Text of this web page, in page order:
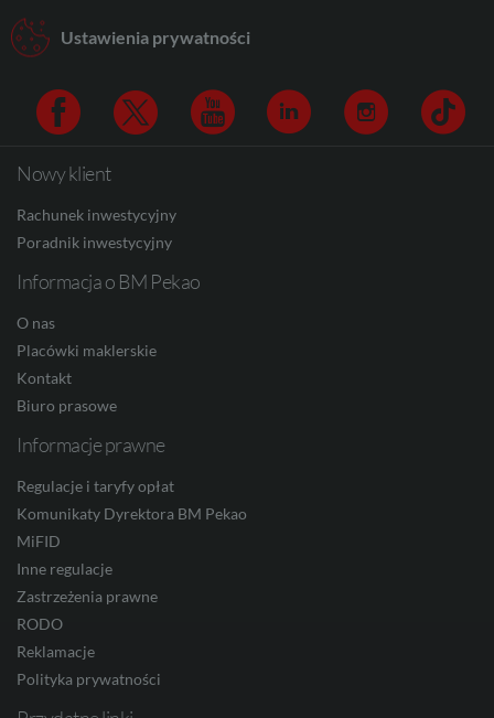
CAD
Ustawienia prywatności
Facebook
Nowy klient
Rachunek inwestycyjny
Poradnik inwestycyjny
Informacja o BM Pekao
O nas
Placówki maklerskie
Kontakt
Biuro prasowe
Informacje prawne
Regulacje i taryfy opłat
Komunikaty Dyrektora BM Pekao
MiFID
Inne regulacje
Zastrzeżenia prawne
RODO
Reklamacje
Polityka prywatności